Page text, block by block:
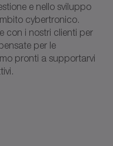
e nello sviluppo
cybertronico.
con i nostri clienti per
per le
pronti a supportarvi